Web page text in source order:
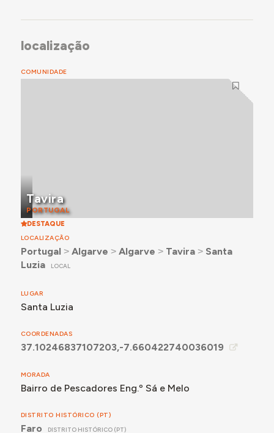
localização
COMUNIDADE
Tavira
PORTUGAL
DESTAQUE
LOCALIZAÇÃO
Portugal ˃ Algarve ˃ Algarve ˃ Tavira˃ Santa
Luzia
LOCAL
LUGAR
Santa Luzia
COORDENADAS
37.10246837107203,-7.660422740036019
MORADA
Bairro de Pescadores Eng.º Sá e Melo
DISTRITO HISTÓRICO (PT)
Faro DISTRITO HISTÓRICO (PT)